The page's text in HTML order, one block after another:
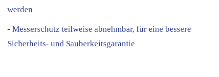
werden
- Messerschutz teilweise abnehmbar, für eine bessere
Sicherheits- und Sauberkeitsgarantie